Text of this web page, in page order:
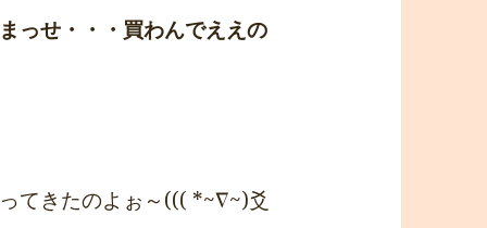
っせ・・・買わんでええの
てきたのよぉ～((( *~∇~)爻